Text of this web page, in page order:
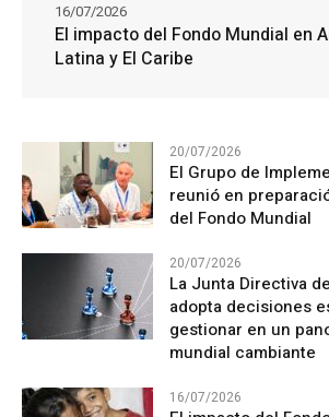
El impacto del Fondo Mundial en
Latina y El Caribe
16/07/2026
20/07/2026
El Grupo de
reunió en
del Fondo Mundial
20/07/2026
La Junta Directiva
adopta decisiones
gestionar en un
mundial cambiante
16/07/2026